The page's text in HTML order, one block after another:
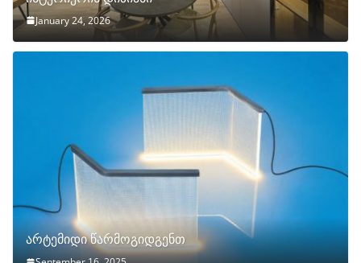
January 24, 2026
არტემიდი წარმოგიდგენთ